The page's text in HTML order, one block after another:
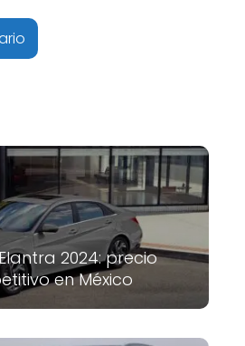
2024: precio
en México